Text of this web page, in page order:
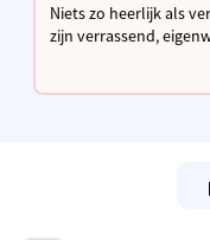
Niets zo heerlijk als vers schepijs. De
zijn verrassend,
dagvers ijs in ons